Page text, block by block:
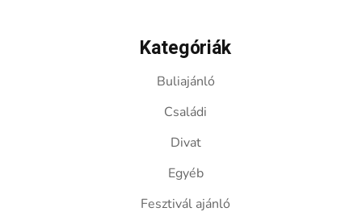
Kategóriák
Buliajánló
Családi
Divat
Egyéb
Fesztivál ajánló